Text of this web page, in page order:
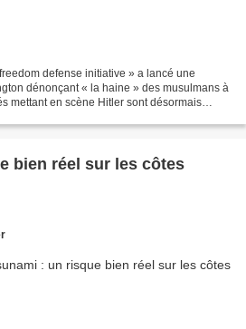
defense initiative » a lancé une
dénonçant « la haine » des musulmans à
mettant en scène Hitler sont désormais
bien réel sur les côtes